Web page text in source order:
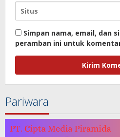
Simpan nama, email, dan
peramban ini untuk
Pariwara